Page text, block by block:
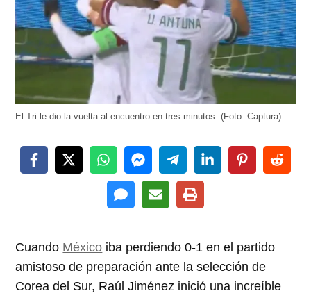
El Tri le dio la vuelta al encuentro en tres minutos. (Foto: Captura)
Cuando México iba perdiendo 0-1 en el partido
amistoso de preparación ante la selección de
Corea del Sur, Raúl Jiménez inició una increíble